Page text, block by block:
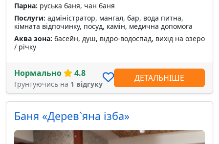
Парна: руська баня, чан баня
Послуги: адміністратор, мангал, бар, вода питна,
кімната відпочинку, посуд, камін, медична допомога
Аква зона: басейн, душ, відро-водоспад, вихід на озеро
/ річку
Нормально 4.8
Грунтуючись на 1 відгуку
ДЕТАЛЬНІШЕ
Баня «Дерев`яна ізба»